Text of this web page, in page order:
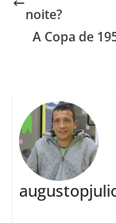
noite?
A Copa de